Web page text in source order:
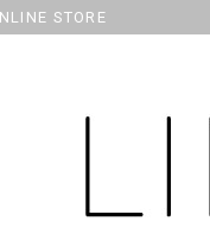
STORE